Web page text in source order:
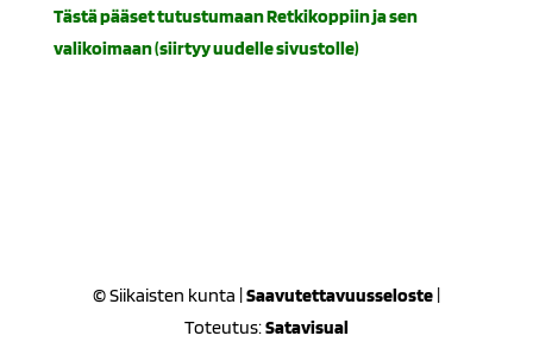
Tästä pääset tutustumaan Retkikoppiin ja sen
valikoimaan (siirtyy uudelle sivustolle)
© Siikaisten kunta |Saavutettavuusseloste|
Toteutus:Satavisual